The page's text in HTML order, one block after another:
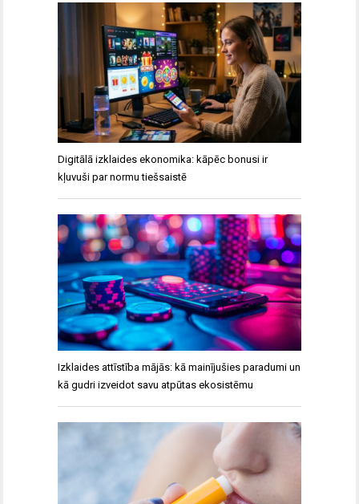
Digitālā izklaides ekonomika: kāpēc bonusi ir
kļuvuši par normu tiešsaistē
Izklaides attīstība mājās: kā mainījušies paradumi un
kā gudri izveidot savu atpūtas ekosistēmu